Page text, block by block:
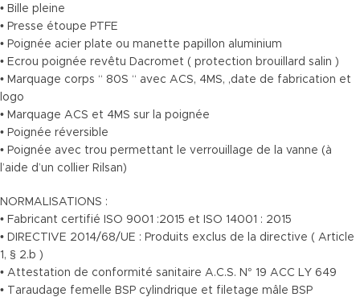
• Bille pleine
• Presse étoupe PTFE
• Poignée acier plate ou manette papillon aluminium
• Ecrou poignée revêtu Dacromet ( protection brouillard salin )
• Marquage corps “ 80S “ avec ACS, 4MS, ,date de fabrication et
logo
• Marquage ACS et 4MS sur la poignée
• Poignée réversible
• Poignée avec trou permettant le verrouillage de la vanne (à
l’aide d’un collier Rilsan)
NORMALISATIONS :
• Fabricant certifié ISO 9001 :2015 et ISO 14001 : 2015
• DIRECTIVE 2014/68/UE : Produits exclus de la directive ( Article
1, § 2.b )
• Attestation de conformité sanitaire A.C.S. N° 19 ACC LY 649
• Taraudage femelle BSP cylindrique et filetage mâle BSP